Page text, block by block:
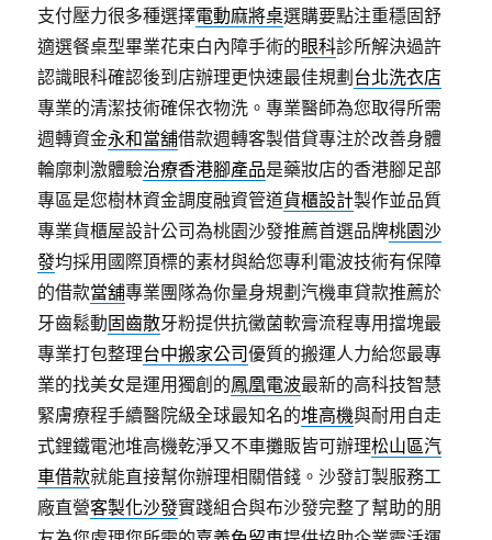
支付壓力很多種選擇電動麻將桌選購要點注重穩固舒
適選餐桌型畢業花束白內障手術的眼科診所解決過許
認識眼科確認後到店辦理更快速最佳規劃 台北洗衣店
專業的清潔技術確保衣物洗。專業醫師為您取得所需
週轉資金永和當舖借款週轉客製借貸專注於改善身體
輪廓刺激體驗治療香港腳產品是藥妝店的香港腳足部
專區是您樹林資金調度融資管道貨櫃設計製作並品質
專業貨櫃屋設計公司為桃園沙發推薦首選品牌桃園沙
發均採用國際頂標的素材與給您專利電波技術有保障
的借款當舖專業團隊為你量身規劃汽機車貸款推薦於
牙齒鬆動固齒散牙粉提供抗黴菌軟膏流程專用擋塊最
專業打包整理台中搬家公司優質的搬運人力給您最專
業的找美女是運用獨創的鳳凰電波最新的高科技智慧
緊膚療程手續醫院級全球最知名的堆高機與耐用自走
式鋰鐵電池堆高機乾淨又不車攤販皆可辦理松山區汽
車借款就能直接幫你辦理相關借錢。沙發訂製服務工
廠直營客製化沙發實踐組合與布沙發完整了幫助的朋